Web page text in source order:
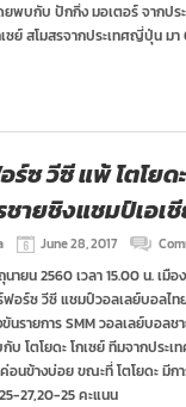
พบกับ ปักกิ่ง มอเตอร์ จากปร
เซย์ สโมสรจากประเทศญี่ปุ่น ม
ร์ซ วีซี แพ้ โตโย
ชายชิงแชมป์เอเ
June 28, 2017
ายน 2560 เวลา 15.00 น. เ
ฟอร์ซ วีซี แชมป์วอลเลย์บอลไ
นรายการ SMM วอลเลย์บอล
บ โตโยดะ โกเซย์ ทีมจากประ
อนข้างบ่อย ขณะที่ โตโยดะ มีก
27,20-25 คะแนน